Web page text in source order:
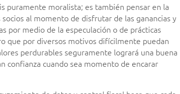
puramente moralista; es también pensar en la
al momento de disfrutar de las ganancias y
por medio de la especulación o de prácticas
que por diversos motivos difícilmente puedan
perdurables seguramente logrará una buena
confianza cuando sea momento de encarar